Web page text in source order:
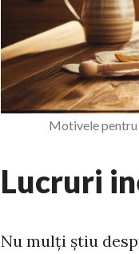
Motivele pentru
Lucruri
Nu mulți știu